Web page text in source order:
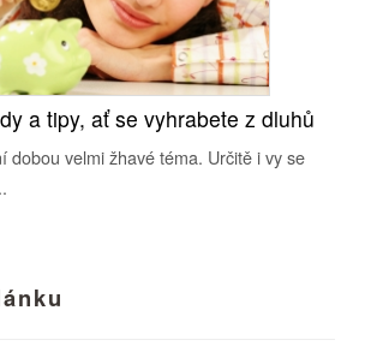
a tipy, ať se vyhrabete z dluhů
dobou velmi žhavé téma. Určitě i vy se